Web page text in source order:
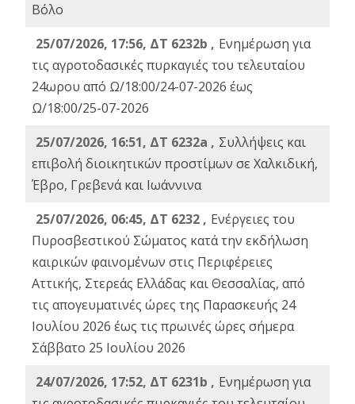
Βόλο
25/07/2026, 17:56, ΔΤ 6232b , Ενημέρωση για
τις αγροτοδασικές πυρκαγιές του τελευταίου
24ωρου από Ω/18:00/24-07-2026 έως
Ω/18:00/25-07-2026
25/07/2026, 16:51, ΔΤ 6232a , Συλλήψεις και
επιβολή διοικητικών προστίμων σε Χαλκιδική,
Έβρο, Γρεβενά και Ιωάννινα
25/07/2026, 06:45, ΔΤ 6232 , Ενέργειες του
Πυροσβεστικού Σώματος κατά την εκδήλωση
καιρικών φαινομένων στις Περιφέρειες
Αττικής, Στερεάς Ελλάδας και Θεσσαλίας, από
τις απογευματινές ώρες της Παρασκευής 24
Ιουλίου 2026 έως τις πρωινές ώρες σήμερα
Σάββατο 25 Ιουλίου 2026
24/07/2026, 17:52, ΔΤ 6231b , Ενημέρωση για